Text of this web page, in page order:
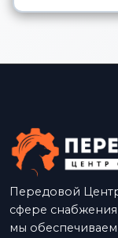
Передовой
сфере
мы